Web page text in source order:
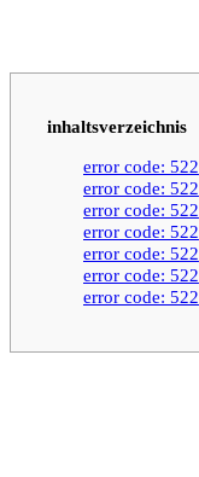
inhaltsverzeichnis
error code: 522
error code: 522
error code: 522
error code: 522
error code: 522
error code: 522
error code: 522